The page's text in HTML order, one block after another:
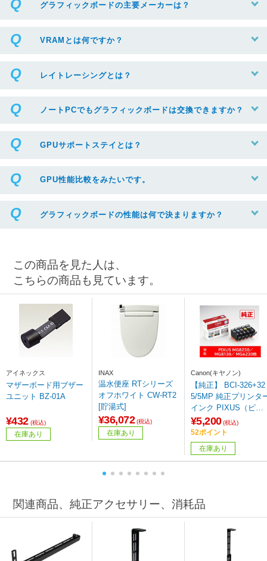
グラフィックボードの主要メーカーは？
VRAMとは何ですか？
レイトレーシングとは？
ノートPCでもグラフィックボードは交換できますか？
GPUサポートステイとは？
GPU性能比較をみたいです。
グラフィックボードの性能は何で決まりますか？
この商品を見た人は、
こちらの商品も見ています。
アイネックス
マザーボード用ブザー
ユニット BZ-01A
¥432 (税込)
在庫あり
INAX
温水便座 RTシリーズ
オフホワイト CW-RT2
[貯湯式]
¥36,072 (税込)
在庫あり
Canon(キヤノン)
【純正】 BCI-326+32
5/5MP 純正プリンタ
インク PIXUS（ピク
サス） 5色マルチパッ
ク
¥5,200 (税込)
52ポイント
在庫あり
関連商品、純正アクセサリー、消耗品